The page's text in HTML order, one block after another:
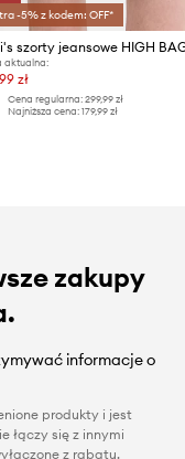
-5% z kodem: OFF*
szorty jeansowe HIGH
aktualna:
zł
Cena regularna: 299,99 zł
Najniższa cena: 179,99 zł
zakupy
informacje o
produkty i jest
łączy się z innymi
z rabatu.